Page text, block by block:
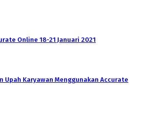
Online 18-21 Januari 2021
Upah Karyawan Menggunakan Accurate